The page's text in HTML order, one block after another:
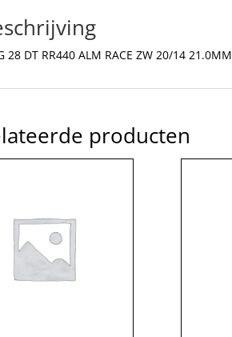
28 DT RR440 ALM RACE ZW 20/14 21.0MM
producten